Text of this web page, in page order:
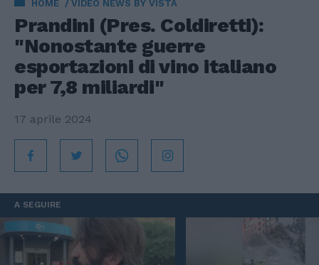
HOME VIDEO NEWS BY VISTA
Prandini (Pres. Coldiretti):
"Nonostante guerre
esportazioni di vino italiano
per 7,8 miliardi"
17 aprile 2024
A SEGUIRE